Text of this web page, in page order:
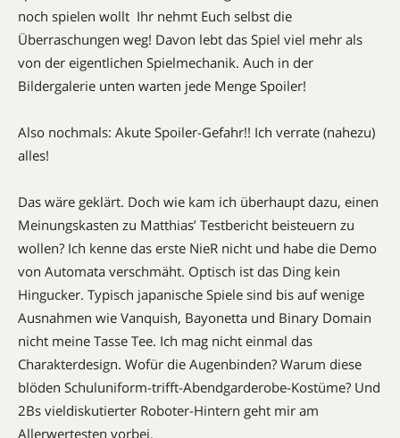
noch spielen wollt  Ihr nehmt Euch selbst die
Überraschungen weg! Davon lebt das Spiel viel mehr als
von der eigentlichen Spielmechanik. Auch in der
Bildergalerie unten warten jede Menge Spoiler!
Also nochmals: Akute Spoiler-Gefahr!! Ich verrate (nahezu)
alles!
Das wäre geklärt. Doch wie kam ich überhaupt dazu, einen
Meinungskasten zu Matthias’ Testbericht beisteuern zu
wollen? Ich kenne das erste NieR nicht und habe die Demo
von Automata verschmäht. Optisch ist das Ding kein
Hingucker. Typisch japanische Spiele sind bis auf wenige
Ausnahmen wie Vanquish, Bayonetta und Binary Domain
nicht meine Tasse Tee. Ich mag nicht einmal das
Charakterdesign. Wofür die Augenbinden? Warum diese
blöden Schuluniform-trifft-Abendgarderobe-Kostüme? Und
2Bs vieldiskutierter Roboter-Hintern geht mir am
Allerwertesten vorbei.